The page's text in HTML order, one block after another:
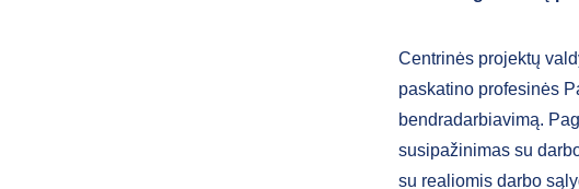
Centrinės projektų
paskatino profesinės
bendradarbiavimą.
susipažinimas su
su realiomis darbo